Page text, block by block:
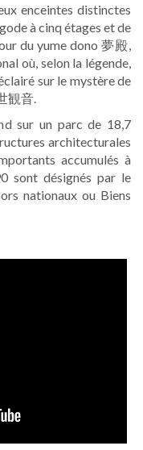
enceintes distinctes
à cinq étages et de
du yume dono 夢殿,
où, selon la légende,
sur le mystère de
観音.
sur un parc de 18,7
architecturales
accumulés à
sont désignés par le
nationaux ou Biens